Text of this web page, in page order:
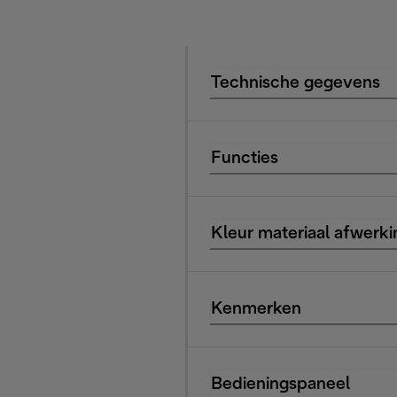
Technische gegevens
Functies
Kleur materiaal
Kenmerken
Bedieningspaneel